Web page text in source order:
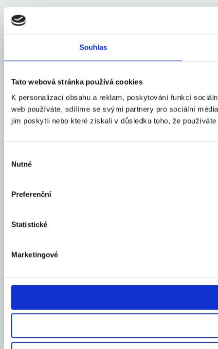
Souhlas
Tato webová stránka používá cookies
K personalizaci obsahu a reklam, poskytování funkcí
web používáte, sdílíme se svými partnery pro sociální
jim poskytli nebo které získali v důsledku toho, že
souhlasu
Nutné
Preferenční
Statistické
Marketingové